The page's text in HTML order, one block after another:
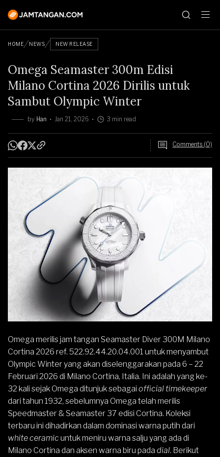
HOME NEWS NEW RELEASE
Omega Seamaster 300m Edisi
Milano Cortina 2026 Dirilis untuk
Sambut Olympic Winter
by Han Jan 21, 2026 3 min read
Comments (0)
Omega merilis jam tangan Seamaster Diver 300M Milano
Cortina 2026 ref. 522.92.44.20.04.001 untuk menyambut
Olympic Winter yang akan diselenggarakan pada 6 – 22
Februari 2026 di Milano Cortina, Italia. Ini adalah yang ke-
32 kali sejak Omega ditunjuk sebagai official timekeeper
dari tahun 1932, sebelumnya Omega telah merilis
Speedmaster & Seamaster 37 edisi Cortina. Koleksi
terbaru ini dihadirkan dalam dominasi warna putih dari
white ceramic untuk meniru warna salju yang ada di
Milano Cortina dan aksen warna biru pada dial. Berikut